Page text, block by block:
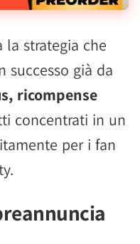
la strategia che
successo già da
ricompense
concentrati in un
per i fan